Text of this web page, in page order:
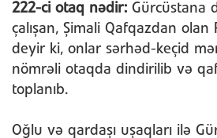
222-ci otaq nədir: Gürcüstana
çalışan, Şimali Qafqazdan olan
deyir ki, onlar sərhəd-keçid
nömrəli otaqda dindirilib və
toplanıb.
Oğlu və qardaşı uşaqları ilə